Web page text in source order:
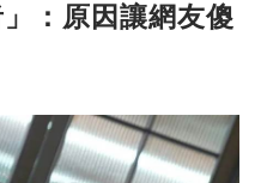
：原因讓網友傻